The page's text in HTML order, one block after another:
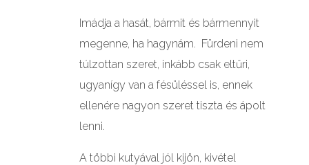
Imádja a hasát, bármit és bármennyit
megenne, ha hagynám. Fürdeni nem
túlzottan szeret, inkább csak eltűri,
ugyanígy van a fésüléssel is, ennek
ellenére nagyon szeret tiszta és ápolt
lenni.
A többi kutyával jól kijön, kivétel